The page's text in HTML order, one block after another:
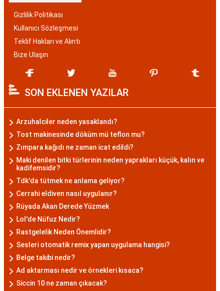
Gizlilik Politikası
Kullanıcı Sözleşmesi
Teklif Hakları ve Alıntı
Bize Ulaşın
SON EKLENEN YAZILAR
Arzuhalciler neden yasaklandı?
Tost makinesinde döküm mü teflon mu?
Zımpara kağıdı ne zaman icat edildi?
Maki denilen bitki türlerinin neden yaprakları küçük, kalın ve
kadifemsidir?
Tdk'da tütmek ne anlama geliyor?
Cerrahi eldiven nasıl uygulanır?
Rüyada Akan Derede Yüzmek
Lol'de Nüfuz Nedir?
Rastgelelik Neden Önemlidir?
Sesleri otomatik remix yapan uygulama hangisi?
Belge takibi nedir?
Ad aktarması nedir ve örnekleri kısaca?
Siccin 10 ne zaman çıkacak?